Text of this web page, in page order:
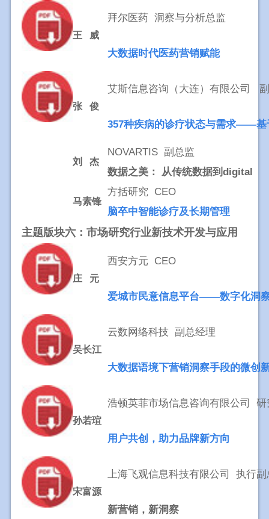
王 威
拜尔医药 洞察与分析总监
大数据时代医药营销赋能
张 俊
艾斯信息咨询（大连）有限公司
357种疾病的诊疗状态与需求——基
刘 杰
NOVARTIS 副总监
数据之美： 从传统数据到digital
马素锋
方括研究 CEO
脑卒中智能诊疗及长期管理
主题版块六：市场研究行业新技术开发与应用
庄 元
西安方元 CEO
爱城市民意信息平台——数字化洞
吴长江
云数网络科技 副总经理
大数据语境下营销洞察手段的微创
孙若瑄
浩顿英菲市场信息咨询有限公司 研
用户共创，助力品牌新方向
宋富源
上海飞观信息科技有限公司 执行副
新营销，新洞察